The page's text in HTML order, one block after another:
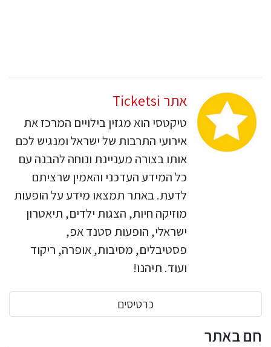
אתר Ticketsi
טיקטסי הוא מגזין בילויים המרכז את
אירועי התרבות של ישראל ומנגיש לכם
אותו בצורה מעניינת ונוחה להבנה עם
כל המידע העדכני והאמין שרציתם
לדעת. באתר תמצאו מידע על הופעות
מוזיקה חיות, הצגות ילדים, תיאטרון
ישראלי, הופעות סטנד אפ,
פסטיבלים, מסיבות, אופרה, ריקוד
ועוד. תיהנו!
כרטיסים
חם באתר